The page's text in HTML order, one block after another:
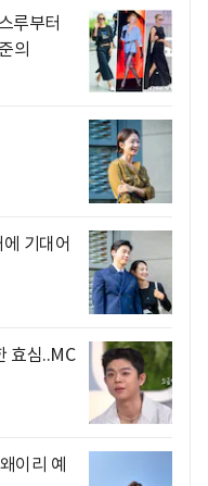
루부터
의
기대어
효심..MC
이리 예